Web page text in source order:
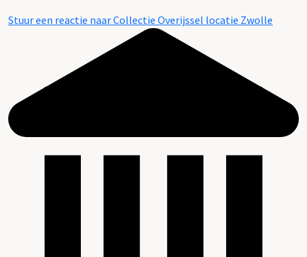
Stuur een reactie naar Collectie Overijssel locatie Zwolle